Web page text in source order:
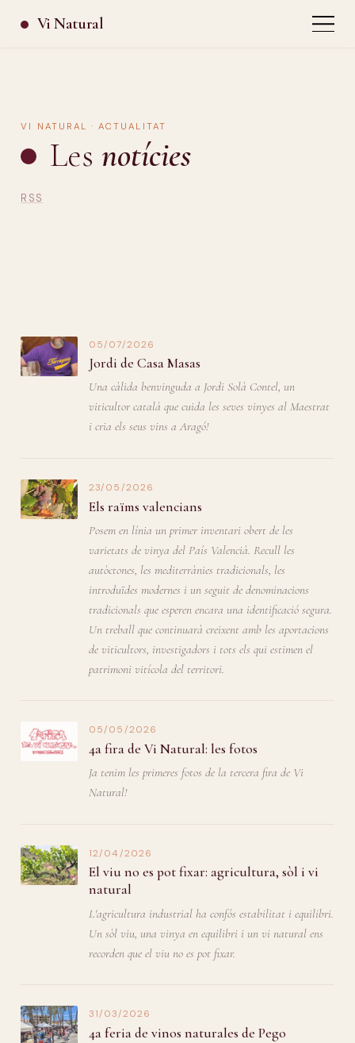
Vi Natural
VI NATURAL · ACTUALITAT
Les notícies
RSS
05/07/2026
Jordi de Casa Masas
Una càlida benvinguda a Jordi Solà Contel, un
viticultor català que cuida les seves vinyes al Maestrat
i cria els seus vins a Aragó!
23/05/2026
Els raïms valencians
Posem en línia un primer inventari obert de les
varietats de vinya del País Valencià. Recull les
autòctones, les mediterrànies tradicionals, les
introduïdes modernes i un seguit de denominacions
tradicionals que esperen encara una identificació segura.
Un treball que continuarà creixent amb les aportacions
de viticultors, investigadors i tots els qui estimen el
patrimoni vitícola del territori.
05/05/2026
4a fira de Vi Natural: les fotos
Ja tenim les primeres fotos de la tercera fira de Vi
Natural!
12/04/2026
El viu no es pot fixar: agricultura, sòl i vi
natural
L'agricultura industrial ha confós estabilitat i equilibri.
Un sòl viu, una vinya en equilibri i un vi natural ens
recorden que el viu no es pot fixar.
31/03/2026
4a feria de vinos naturales de Pego